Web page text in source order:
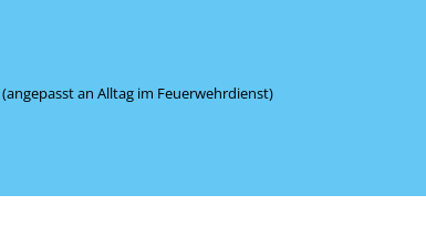
(angepasst an Alltag im Feuerwehrdienst)